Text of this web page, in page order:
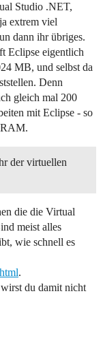
Studio .NET,
extrem viel
dann ihr übriges.
Eclipse eigentlich
MB, und selbst da
Denn
gleich mal 200
mit Eclipse - so
RAM.
der virtuellen
die die Virtual
meist alles
wie schnell es
.
du damit nicht